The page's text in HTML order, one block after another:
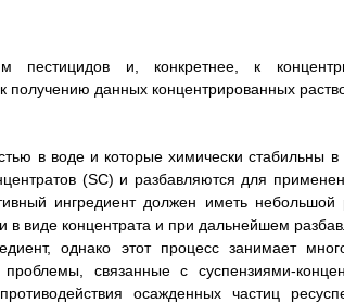
пестицидов и, конкретнее, к
получению данных концентрированных
в воде и которые химически стабильны
(SC) и разбавляются для
ингредиент должен иметь
виде концентрата и при дальнейшем
однако этот процесс занимает
связанные с суспензиями-
осажденных частиц